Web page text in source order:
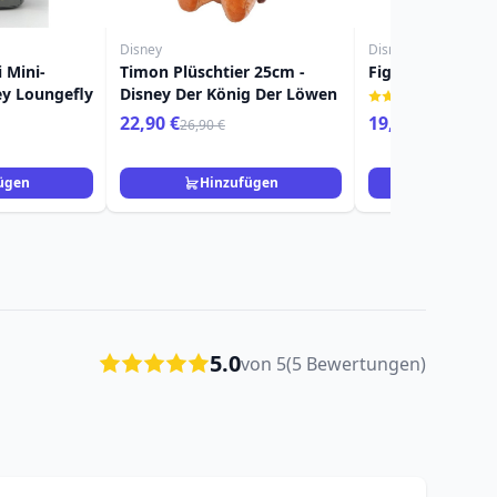
Mini-
Loungefly
Disney
Timon Plüschtier 25cm -
Disney Der König Der Löwen
22,90 €26,90 €
Hinzufügen
Disney
Figur Simba -
19,90 €
5.0von 5(5 Bewertungen)